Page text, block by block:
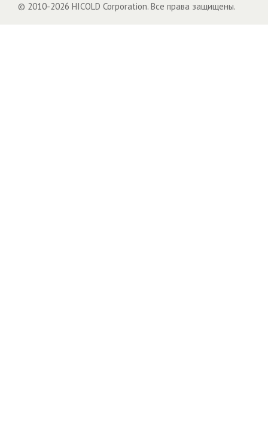
© 2010-2026 HICOLD Corporation. Все права защищены.